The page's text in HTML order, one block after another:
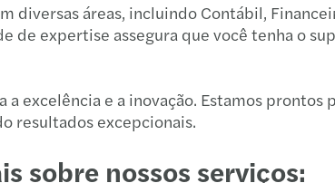
diversas áreas, incluindo Contábil,
de expertise assegura que você tenha o
excelência e a inovação. Estamos
resultados excepcionais.
sobre nossos serviços: